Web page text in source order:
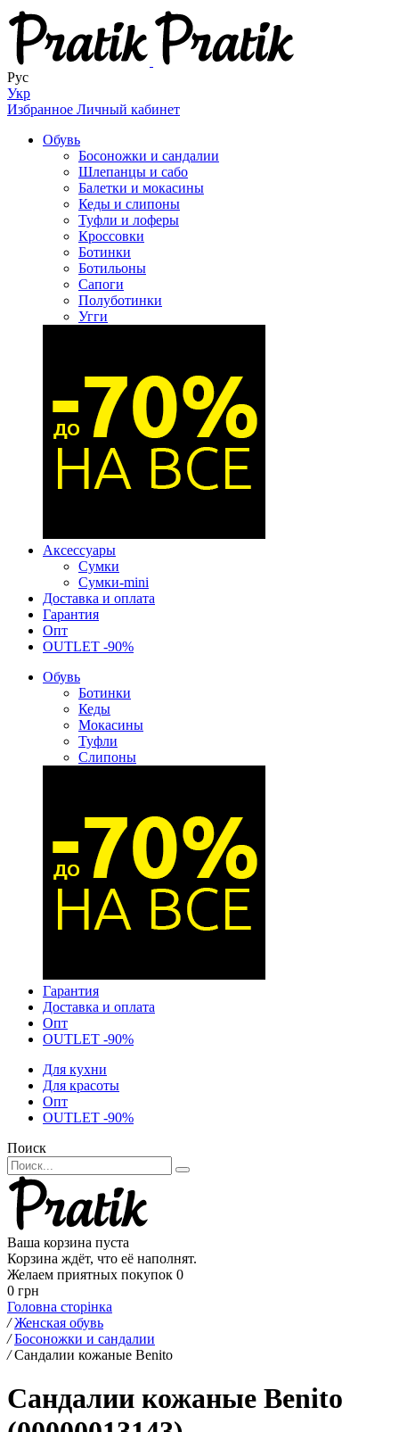
Рус
Укр
Избранное Личный кабинет
Обувь
Босоножки и сандалии
Шлепанцы и сабо
Балетки и мокасины
Кеды и слипоны
Туфли и лоферы
Кроссовки
Ботинки
Ботильоны
Сапоги
Полуботинки
Угги
Аксессуары
Сумки
Сумки-mini
Доставка и оплата
Гарантия
Опт
OUTLET -90%
Обувь
Ботинки
Кеды
Мокасины
Туфли
Слипоны
Гарантия
Доставка и оплата
Опт
OUTLET -90%
Для кухни
Для красоты
Опт
OUTLET -90%
Поиск
Ваша корзина пуста
Корзина ждёт, что её наполнят.
Желаем приятных покупок 0
0 грн
Головна сторінка
/ Женская обувь
/ Босоножки и сандалии
/ Сандалии кожаные Benito
Сандалии кожаные Benito